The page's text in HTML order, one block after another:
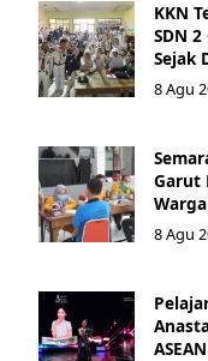
KKN
SDN
Sejak
8 Agu
Garut
8 Agu